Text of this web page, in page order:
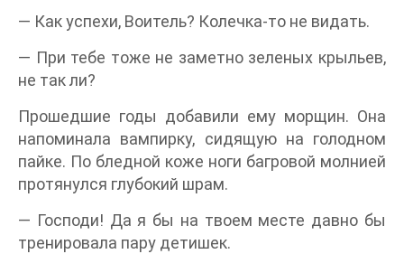
— Как успехи, Воитель? Колечка-то не видать.
— При тебе тоже не заметно зеленых крыльев,
не так ли?
Прошедшие годы добавили ему морщин. Она
напоминала вампирку, сидящую на голодном
пайке. По бледной коже ноги багровой молнией
протянулся глубокий шрам.
— Господи! Да я бы на твоем месте давно бы
тренировала пару детишек.